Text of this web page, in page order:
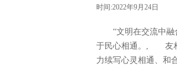
时间:2022年9月24日
“文明在交流中融合
于民心相通。, 友相
力续写心灵相通、